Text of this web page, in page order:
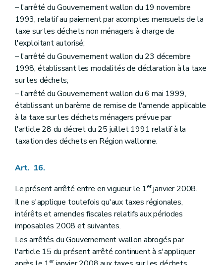
– l'arrêté du Gouvernement wallon du 19 novembre
1993, relatif au paiement par acomptes mensuels de la
taxe sur les déchets non ménagers à charge de
l'exploitant autorisé;
– l'arrêté du Gouvernement wallon du 23 décembre
1998, établissant les modalités de déclaration à la taxe
sur les déchets;
– l'arrêté du Gouvernement wallon du 6 mai 1999,
établissant un barème de remise de l'amende applicable
à la taxe sur les déchets ménagers prévue par
l'article 28 du décret du 25 juillet 1991 relatif à la
taxation des déchets en Région wallonne.
Art. 16.
Le présent arrêté entre en vigueur le 1erjanvier 2008.
Il ne s'applique toutefois qu'aux taxes régionales,
intérêts et amendes fiscales relatifs aux périodes
imposables 2008 et suivantes.
Les arrêtés du Gouvernement wallon abrogés par
l'article 15 du présent arrêté continuent à s'appliquer
er